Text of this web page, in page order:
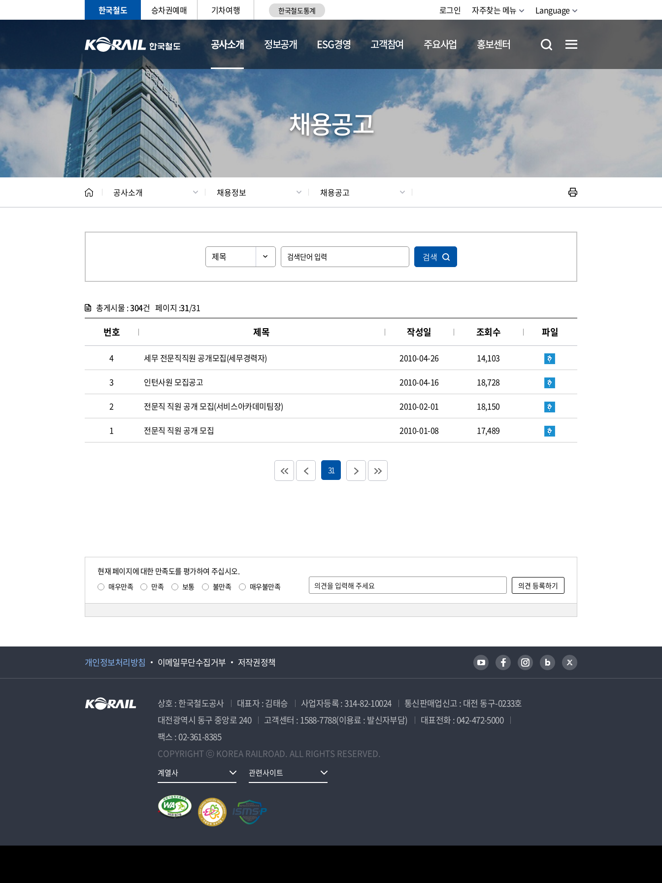
한국철도 승차권예매 기차여행 한국철도통계 로그인 자주찾는 메뉴 Language
공사소개
CEO 일반현황 채용정보
정보공개 ESG경영 고객참여 주요사업 홍보센터
채용공고
공사소개 채용정보 채용공고
검색
총게시물 :304건 페이지 :31/31
번호 제목 작성일 조회수 파일
4 세무 전문직직원 공개모집(세무경력자) 2010-04-26 14,103
3 인턴사원 모집공고 2010-04-16 18,728
2 전문직 직원 공개 모집(서비스아카데미팀장) 2010-02-01 18,150
1 전문직 직원 공개 모집 2010-01-08 17,489
31
현재 페이지에 대한 만족도를 평가하여 주십시오.
매우만족 만족 보통 불만족 매우불만족
개인정보처리방침 이메일무단수집거부 저작권정책
상호 : 한국철도공사 대표자 : 김태승 사업자등록 : 314-82-10024
통신판매업신고 : 대전 동구-0233호
대전광역시 동구 중앙로 240
고객센터 : 1588-7788(이용료 : 발신자부담)
대표전화 : 042-472-5000
팩스 : 02-361-8385
COPYRIGHT ⓒ KOREA RAILROAD. ALL RIGHTS RESERVED.
계열사 관련사이트